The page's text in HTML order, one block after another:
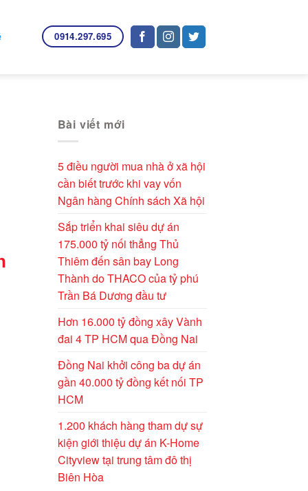
0914.297.695
Bài viết mới
5 điều người mua nhà ở xã hội
cần biết trước khi vay vốn
Ngân hàng Chính sách Xã hội
Sắp triển khai siêu dự án
175.000 tỷ nối thẳng Thủ
Thiêm đến sân bay Long
Thành do THACO của tỷ phú
Trần Bá Dương đầu tư
Hơn 16.000 tỷ đồng xây Vành
đai 4 TP HCM qua Đồng Nai
Đồng Nai khởi công ba dự án
gần 40.000 tỷ đồng kết nối TP
HCM
1.200 khách hàng tham dự sự
kiện giới thiệu dự án K-Home
Cityview tại trung tâm đô thị
Biên Hòa